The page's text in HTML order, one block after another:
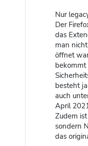
Nur
Der
das
man
öffnet
besteht
auch
April
Zudem
sondern
das